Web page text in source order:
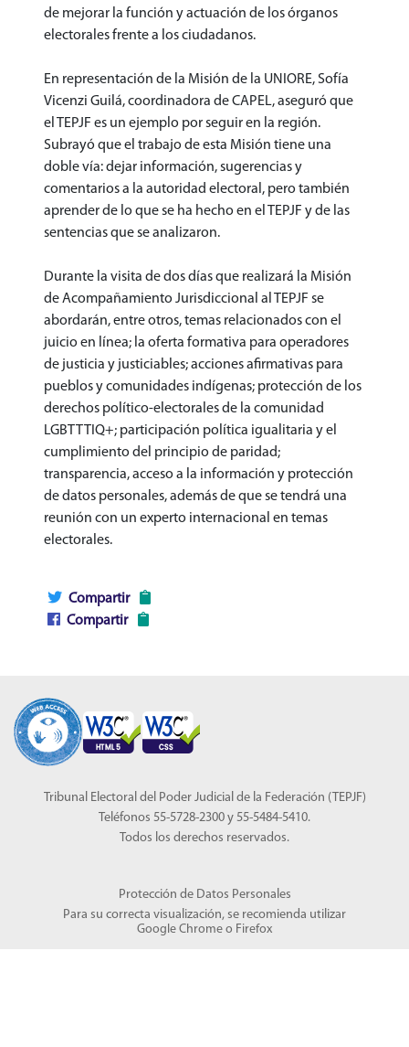
de mejorar la función y actuación de los órganos
electorales frente a los ciudadanos.
En representación de la Misión de la UNIORE, Sofía
Vicenzi Guilá, coordinadora de CAPEL, aseguró que
el TEPJF es un ejemplo por seguir en la región.
Subrayó que el trabajo de esta Misión tiene una
doble vía: dejar información, sugerencias y
comentarios a la autoridad electoral, pero también
aprender de lo que se ha hecho en el TEPJF y de las
sentencias que se analizaron.
Durante la visita de dos días que realizará la Misión
de Acompañamiento Jurisdiccional al TEPJF se
abordarán, entre otros, temas relacionados con el
juicio en línea; la oferta formativa para operadores
de justicia y justiciables; acciones afirmativas para
pueblos y comunidades indígenas; protección de los
derechos político-electorales de la comunidad
LGBTTTIQ+; participación política igualitaria y el
cumplimiento del principio de paridad;
transparencia, acceso a la información y protección
de datos personales, además de que se tendrá una
reunión con un experto internacional en temas
electorales.
Compartir
Compartir
Tribunal Electoral del Poder Judicial de la Federación (TEPJF)
Teléfonos 55-5728-2300 y 55-5484-5410.
Todos los derechos reservados.
Protección de Datos Personales
Para su correcta visualización, se recomienda utilizar
Google Chrome o Firefox